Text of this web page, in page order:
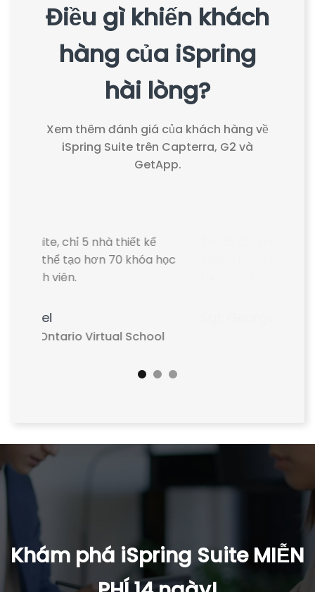
Điều gì khiến khách
hàng của iSpring
hài lòng?
Xem thêm đánh giá của khách hàng về
iSpring Suite trên Capterra, G2 và
GetApp.
"
Với iSpring, chúng tôi đã tạo ra các
hướng dẫn an toàn giúp giảm 50% tai
nạn.
Quản lý Chất lượng - Sức khỏe - An
Khám phá iSpring Suite MIỄN